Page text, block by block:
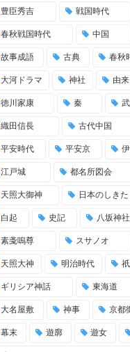
豊臣秀吉 戦国時代
春秋戦国時代 中国
故事成語 古典 春秋
大河ドラマ 神社 由来
徳川家康 秦
織田信長 古代中国
平安時代 平安京
江戸城 都名所図会
天照大御神 日本のしきた
白起 史記 八坂神社
素戔嗚尊 スサノオ
天照大神 明治時代
ギリシア神話 東海道
大名屋敷 神事 京都
幕末 遊廓 遊女